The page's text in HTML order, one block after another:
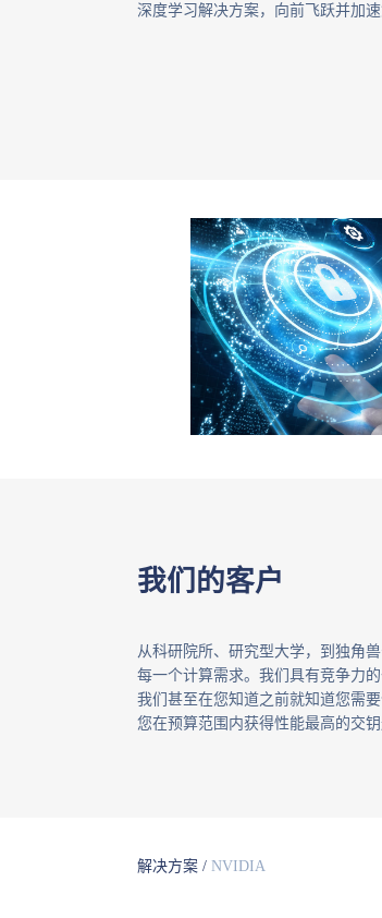
深度学习解决方案，向前飞跃并加速
我们的客户
从科研院所、研究型大学，到独角
每一个计算需求。我们具有竞争力
我们甚至在您知道之前就知道您需
您在预算范围内获得性能最高的交
解决方案 / NVIDIA